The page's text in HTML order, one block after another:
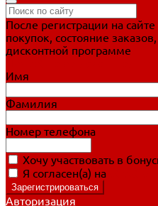
После регистрации на
покупок, состояние
дисконтной программе
Имя
Фамилия
Номер телефона
Хочу участвовать в
Я согласен(а) на
Авторизация